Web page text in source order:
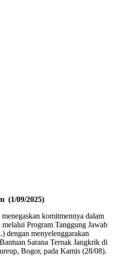
(1/09/2025)
komitmennya dalam
Program Tanggung Jawab
dengan menyelenggarakan
Sarana Ternak Jangkrik di
Bogor, pada Kamis (28/08).